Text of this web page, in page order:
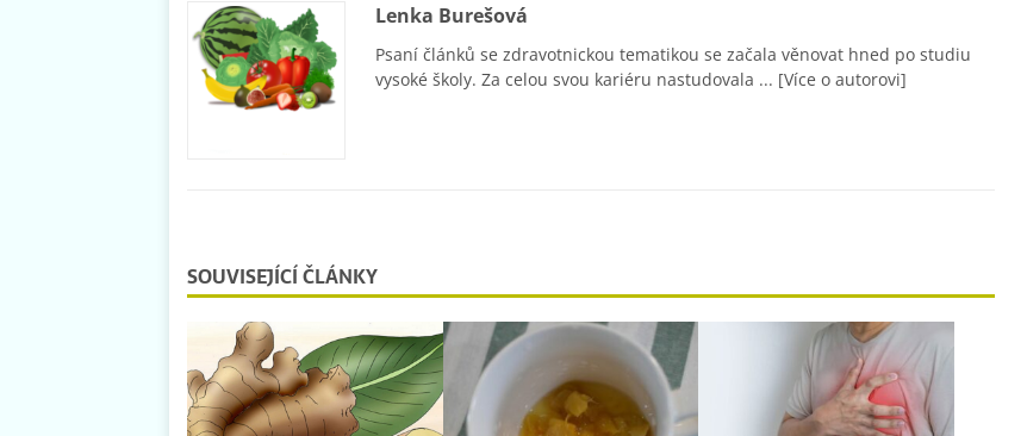
Lenka Burešová
Psaní článků se zdravotnickou tematikou se začala věnovat hned po studiu
vysoké školy. Za celou svou kariéru nastudovala ... [Více o autorovi]
SOUVISEJÍCÍ ČLÁNKY